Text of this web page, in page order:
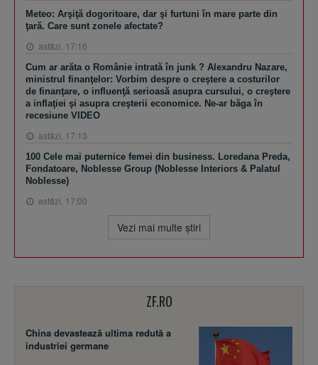
Meteo: Arşiţă dogoritoare, dar şi furtuni în mare parte din
ţară. Care sunt zonele afectate?
astăzi, 17:16
Cum ar arăta o Românie intrată în junk ? Alexandru Nazare,
ministrul finanţelor: Vorbim despre o creştere a costurilor
de finanţare, o influenţă serioasă asupra cursului, o creştere
a inflaţiei şi asupra creşterii economice. Ne-ar băga în
recesiune VIDEO
astăzi, 17:13
100 Cele mai puternice femei din business. Loredana Preda,
Fondatoare, Noblesse Group (Noblesse Interiors & Palatul
Noblesse)
astăzi, 17:00
Vezi mai multe ştiri
ZF.RO
China devastează ultima redută a
industriei germane